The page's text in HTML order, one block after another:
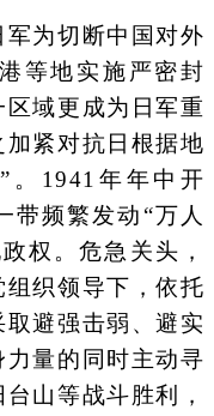
为切断中国对外
等地实施严密封
域更成为日军重
紧对抗日根据地
。1941年年中开
带频繁发动“万人
权。危急关头，
织领导下，依托
避强击弱、避实
量的同时主动寻
山等战斗胜利，